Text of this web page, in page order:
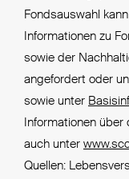
Fondsauswahl
Informationen zu
sowie der
angefordert oder
sowie unter
Informationen über
auch unter
Quellen: